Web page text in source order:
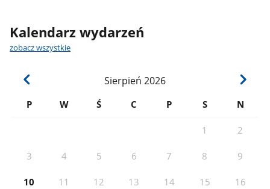
Kalendarz wydarzeń
zobacz wszystkie
Sierpień 2026
P W Ś C P S N
1 2
3 4 5 6 7 8 9
10 11 12 13 14 15 16